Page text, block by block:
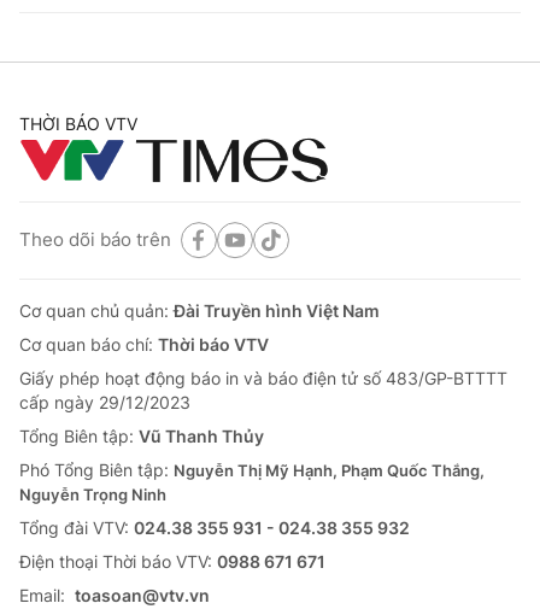
THỜI BÁO VTV
Theo dõi báo trên
Cơ quan chủ quản:Đài Truyền hình Việt Nam
Cơ quan báo chí: Thời báo VTV
Giấy phép hoạt động báo in và báo điện tử số 483/GP-BTTTT
cấp ngày 29/12/2023
Tổng Biên tập: Vũ Thanh Thủy
Phó Tổng Biên tập: Nguyễn Thị Mỹ Hạnh, Phạm Quốc Thắng,
Nguyễn Trọng Ninh
Tổng đài VTV: 024.38 355 931 - 024.38 355 932
Ðiện thoại Thời báo VTV: 0988 671 671
Email: toasoan@vtv.vn